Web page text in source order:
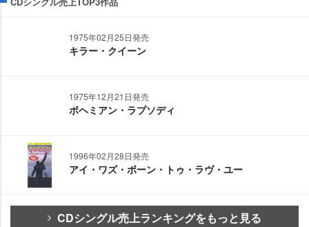
1975年02月25日発売
キラー・クイーン
1975年12月21日発売
ボヘミアン・ラプソディ
1996年02月28日発売
アイ・ワズ・ボーン・トゥ・ラヴ・ユー
CDシングル売上ランキングをもっと見る